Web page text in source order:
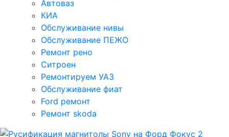
Автоваз
КИА
Обслуживание нивы
Обслуживание ПЕЖО
Ремонт рено
Ситроен
Ремонтируем УАЗ
Обслуживание фиат
Ford ремонт
Ремонт skoda